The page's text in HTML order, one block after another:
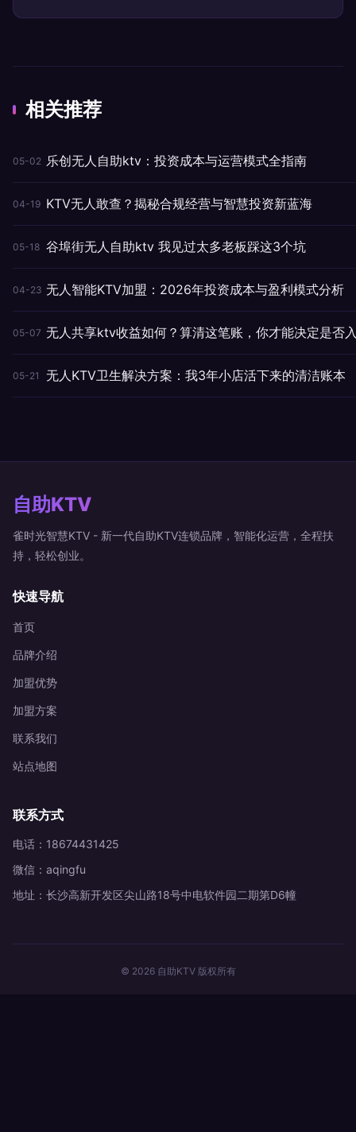
相关推荐
05-02 乐创无人自助ktv：投资成本与运营模式全指南
04-19 KTV无人敢查？揭秘合规经营与智慧投资新蓝海
05-18 谷埠街无人自助ktv 我见过太多老板踩这3个坑
04-23 无人智能KTV加盟：2026年投资成本与盈利模式分析
05-07 无人共享ktv收益如何？算清这笔账，你才能决定是否
05-21 无人KTV卫生解决方案：我3年小店活下来的清洁账本
自助KTV
雀时光智慧KTV - 新一代自助KTV连锁品牌，智能化运营，全程扶
持，轻松创业。
快速导航
首页
品牌介绍
加盟优势
加盟方案
联系我们
站点地图
联系方式
电话：18674431425
微信：aqingfu
地址：长沙高新开发区尖山路18号中电软件园二期第D6幢
© 2026 自助KTV 版权所有